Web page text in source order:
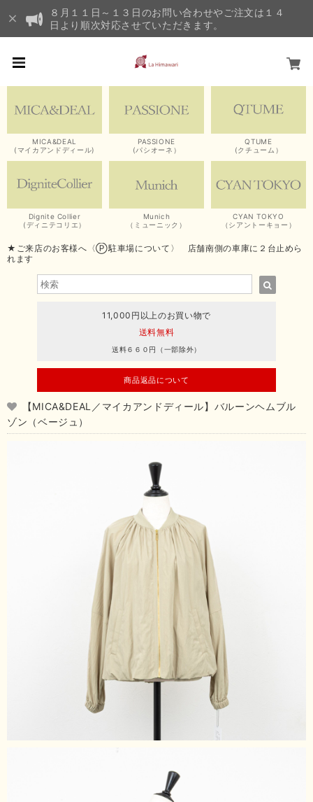
８月１１日～１３日のお問い合わせやご注文は１４
日より順次対応させていただきます。
MICA&DEAL
(マイカアンドディール)
PASSIONE
(パシオーネ）
QTUME
(クチューム）
Dignite Collier
(ディニテコリエ）
Munich
（ミューニック）
CYAN TOKYO
（シアントーキョー）
★ご来店のお客様へ〈Ⓟ駐車場について〉 店舗南側の車庫に２台止めら
れます
11,000円以上のお買い物で
送料無料
送料６６０円（一部除外）
商品返品について
【MICA&DEAL／マイカアンドディール】バルーンヘムブル
ゾン（ベージュ）